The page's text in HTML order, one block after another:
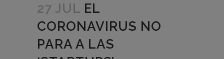
27 JUL EL
CORONAVIRUS NO
PARA A LAS